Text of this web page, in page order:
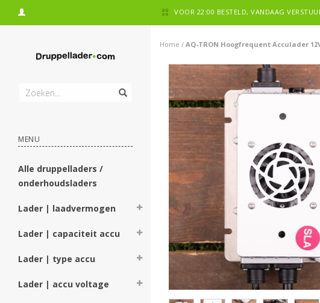
VOOR 22:00 BESTELD, VANDAAG
MENU
Alle druppelladers /
onderhoudsladers
Lader | laadvermogen
Lader | capaciteit accu
Lader | type accu
Lader | accu voltage
Home / AQ-TRON Hoogfrequent Acculader